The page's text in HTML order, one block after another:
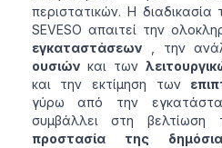
περιστατικών. Η
SEVESO απαιτεί την
εγκαταστάσεων , την
ουσιών και των
και την εκτίμηση των
γύρω από την
συμβάλλει στη βελτίωση
προστασία της